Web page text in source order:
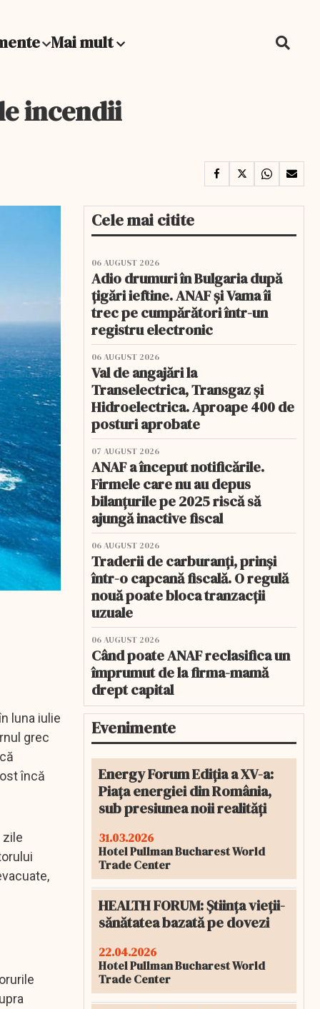
Mai mult
incendii
luna iulie
grec
încă
zile
Cele mai citite
06 AUGUST 2026
Adio drumuri în Bulgaria după
țigări ieftine. ANAF și Vama îi
trec pe cumpărători într-un
registru electronic
06 AUGUST 2026
Val de angajări la
Transelectrica, Transgaz și
Hidroelectrica. Aproape 400 de
posturi aprobate
07 AUGUST 2026
ANAF a început notificările.
Firmele care nu au depus
bilanțurile pe 2025 riscă să
ajungă inactive fiscal
06 AUGUST 2026
Traderii de carburanți, prinși
într-o capcană fiscală. O regulă
nouă poate bloca tranzacții
uzuale
06 AUGUST 2026
Când poate ANAF reclasifica un
împrumut de la firma-mamă
drept capital
Evenimente
Energy Forum Ediția a XV-a:
Piața energiei din România,
sub presiunea noii realități
31.03.2026
Hotel Pullman Bucharest World
Trade Center
HEALTH FORUM: Știința vieții-
sănătatea bazată pe dovezi
22.04.2026
Hotel Pullman Bucharest World
Trade Center